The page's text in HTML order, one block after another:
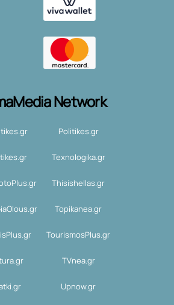
Network
Politikes.gr
Texnologika.gr
Thisishellas.gr
Topikanea.gr
TourismosPlus.gr
TVnea.gr
Upnow.gr